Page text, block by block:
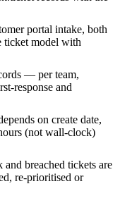
portal intake, both
ticket model with
— per team,
response and
on create date,
(not wall-clock)
breached tickets are
re-prioritised or